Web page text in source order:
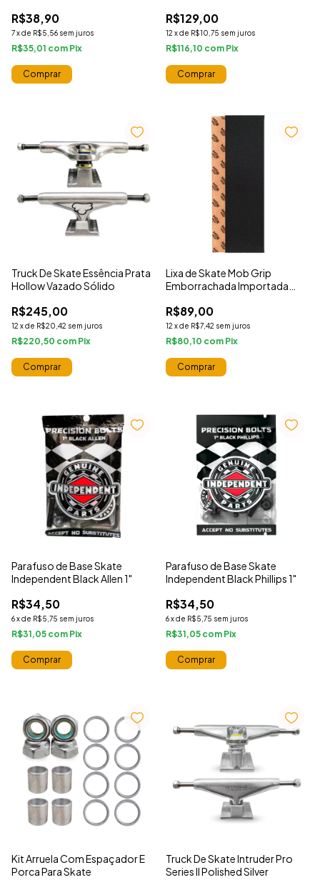
R$38,90
7xde R$5,56 sem juros
R$35,01 com
R$129,00
12 xde R$10,75 sem juros
R$116,10 com
Truck De Skate Essência Prata
Hollow Vazado Sólido
R$245,00
12 xde R$20,42 sem juros
R$220,50 com
Comprar
Lixa de Skate Mob Grip
Emborrachada Importada
R$89,00
12 xde R$7,42 sem juros
R$80,10 com
Parafuso de Base Skate
Independent Black Allen 1"
R$34,50
6xde R$5,75 sem juros
R$31,05 com
Parafuso de Base Skate
Independent Black Phillips 1"
R$34,50
6xde R$5,75 sem juros
R$31,05 com
Kit Arruela Com Espaçador E
Porca Para Skate
Truck De Skate Intruder Pro
Series II Polished Silver